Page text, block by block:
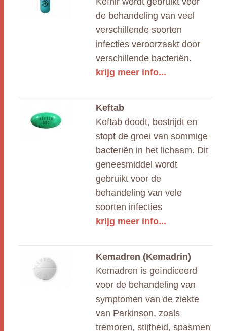
de behandeling van veel
verschillende soorten
infecties veroorzaakt door
verschillende bacteriën.
krijg meer info...
Keftab
Keftab doodt, bestrijdt en
stopt de groei van sommige
bacteriën in het lichaam. Dit
geneesmiddel wordt
gebruikt voor de
behandeling van vele
soorten infecties
krijg meer info...
Kemadren (Kemadrin)
Kemadren is geïndiceerd
voor de behandeling van
symptomen van de ziekte
van Parkinson, zoals
tremoren, stijfheid, spasmen